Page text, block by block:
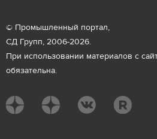
© Промышленный портал,
СД Групп, 2006-2026.
При использовании материалов с
обязательна.